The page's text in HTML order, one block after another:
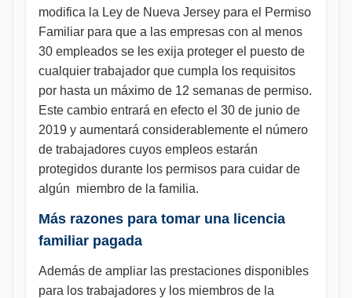
modifica la Ley de Nueva Jersey para el Permiso
Familiar para que a las empresas con al menos
30 empleados se les exija proteger el puesto de
cualquier trabajador que cumpla los requisitos
por hasta un máximo de 12 semanas de permiso.
Este cambio entrará en efecto el 30 de junio de
2019 y aumentará considerablemente el número
de trabajadores cuyos empleos estarán
protegidos durante los permisos para cuidar de
algún miembro de la familia.
Más razones para tomar una licencia
familiar pagada
Además de ampliar las prestaciones disponibles
para los trabajadores y los miembros de la